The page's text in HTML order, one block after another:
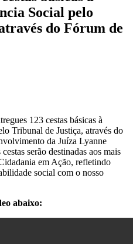
Social pelo
do Fórum de
123 cestas básicas à
Tribunal de Justiça, através do
da Juíza Lyanne
serão destinadas aos mais
em Ação, refletindo
social com o nosso
abaixo: